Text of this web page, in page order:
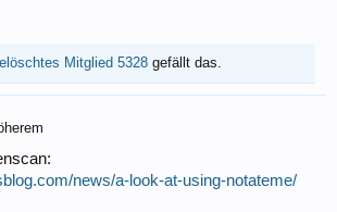
Mitglied 5328 gefällt das.
news/a-look-at-using-notateme/